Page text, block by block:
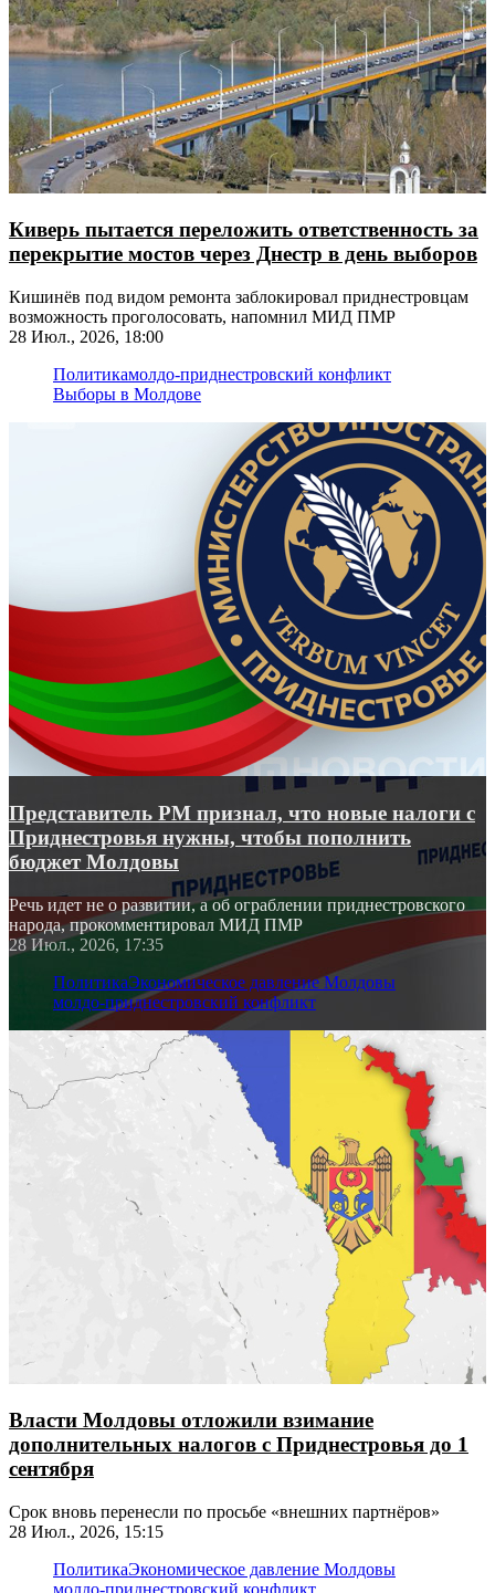
Киверь пытается переложить ответственность за
перекрытие мостов через Днестр в день выборов
Кишинёв под видом ремонта заблокировал приднестровцам
возможность проголосовать, напомнил МИД ПМР
28 Июл., 2026, 18:00
Политикамолдо-приднестровский конфликт
Выборы в Молдове
Представитель РМ признал, что новые налоги с
Приднестровья нужны, чтобы пополнить
бюджет Молдовы
Речь идет не о развитии, а об ограблении приднестровского
народа, прокомментировал МИД ПМР
28 Июл., 2026, 17:35
ПолитикаЭкономическое давление Молдовы
молдо-приднестровский конфликт
Власти Молдовы отложили взимание
дополнительных налогов с Приднестровья до 1
сентября
Срок вновь перенесли по просьбе «внешних партнёров»
28 Июл., 2026, 15:15
ПолитикаЭкономическое давление Молдовы
молдо-приднестровский конфликт